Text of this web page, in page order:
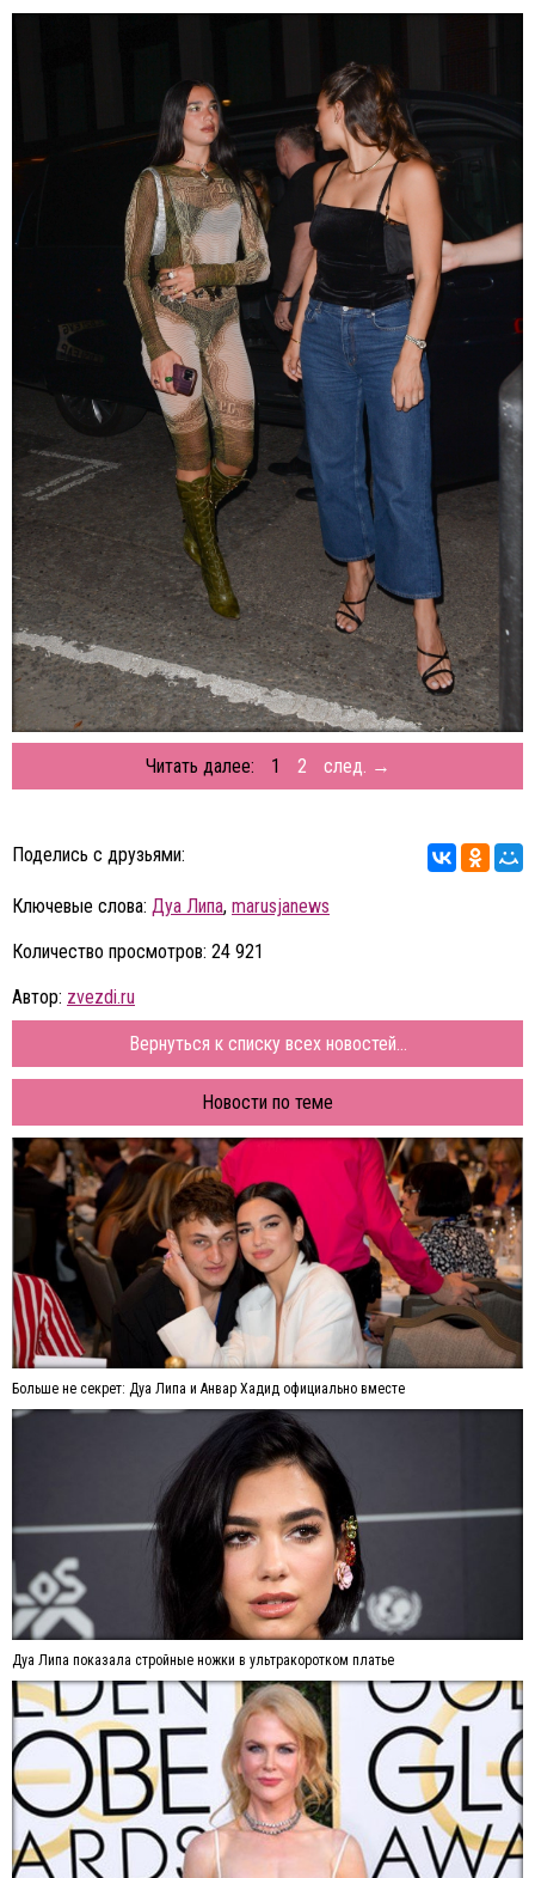
Читать далее: 1 2 след. →
Поделись с друзьями:
Ключевые слова: Дуа Липа, marusjanews
Количество просмотров: 24 921
Автор: zvezdi.ru
Вернуться к списку всех новостей...
Новости по теме
Больше не секрет: Дуа Липа и Анвар Хадид официально вместе
Дуа Липа показала стройные ножки в ультракоротком платье